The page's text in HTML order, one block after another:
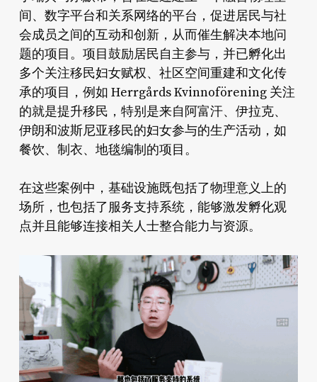
间、数字平台和关系网络的平台，促进居民与社
会成员之间的互动和创新，从而催生解决本地问
题的项目。项目鼓励居民自主参与，并已孵化出
多个关注移民妇女赋权、社区空间重建和文化传
承的项目，例如 Herrgårds Kvinnoförening 关注
的就是提升移民，特别是来自阿富汗、伊拉克、
伊朗和波斯尼亚移民的妇女参与的生产活动，如
餐饮、制衣、地毯编制的项目。
在这些案例中，基础设施既包括了物理意义上的
场所，也包括了服务支持系统，能够激发孵化观
点并且能够连接相关人士整合能力与资源。